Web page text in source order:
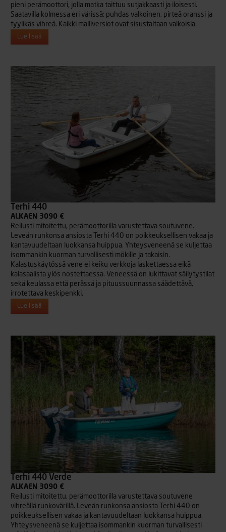
pieni perämoottori, jolla matka taittuu sutjakkaasti ja iloisesti.
Saatavilla kolmessa eri värissä: puhdas valkoinen, pirteä oranssi ja
tyylikäs vihreä. Kaikki malliversiot ovat sisustaltaan valkoisia.
Lue lisää
Terhi 440
ALKAEN 3090 €
Reilusti mitoitettu, perämoottorilla varustettava soutuvene.
Leveän runkonsa ansiosta Terhi 440 on poikkeuksellisen vakaa ja
kantavuudeltaan luokkansa huippua. Yhteysveneenä se kuljettaa
isommankin kuorman turvallisesti mökille ja takaisin.
Kalastuskäytössä vene ei keiku verkkoja laskettaessa eikä
kalasaalista ylös nostettaessa. Veneessä on lukittavat säilytystilat
sekä keulassa että perässä ja pituussuunnassa säädettävä,
irrotettava keskipenkki.
Lue lisää
Terhi 440 Verde
ALKAEN 3090 €
Reilusti mitoitettu, perämoottorilla varustettava soutuvene
vihreällä runkovärillä. Leveän runkonsa ansiosta Terhi 440 on
poikkeuksellisen vakaa ja kantavuudeltaan luokkansa huippua.
Yhteysveneenä se kuljettaa isommankin kuorman turvallisesti